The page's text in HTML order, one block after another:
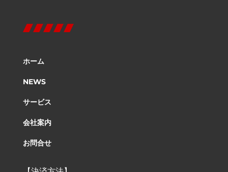
ホーム
NEWS
サービス
会社案内
お問合せ